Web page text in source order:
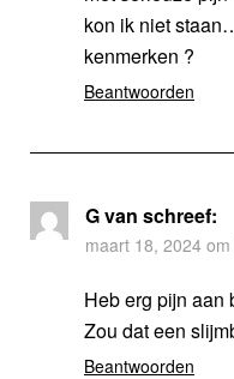
kon ik niet
kenmerken ?
Beantwoorden
G van schreef:
maart 18, 2024
Heb erg pijn aan
Zou dat een
Beantwoorden